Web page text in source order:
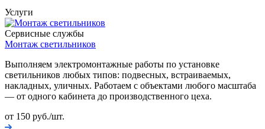
Услуги
Сервисные службы
Монтаж светильников
Выполняем электромонтажные работы по установке
светильников любых типов: подвесных, встраиваемых,
накладных, уличных. Работаем с объектами любого масштаба
— от одного кабинета до производственного цеха.
от 150 руб./шт.